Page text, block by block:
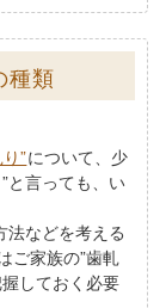
種類
”について、少
と言っても、い
法などを考える
ご家族の”歯軋
しておく必要